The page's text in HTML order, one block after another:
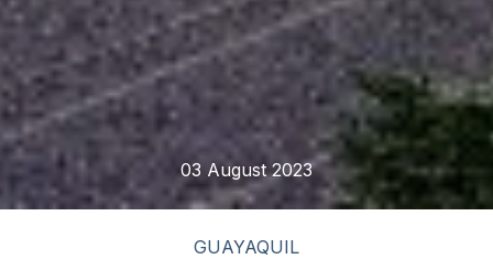
03 August 2023
GUAYAQUIL